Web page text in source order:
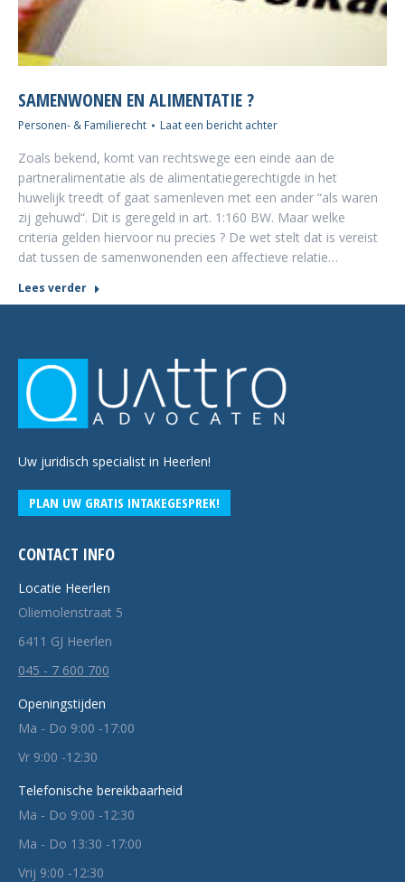
SAMENWONEN EN ALIMENTATIE ?
Personen- & Familierecht Laat een bericht achter
Zoals bekend, komt van rechtswege een einde aan de
partneralimentatie als de alimentatiegerechtigde in het
huwelijk treedt of gaat samenleven met een ander “als waren
zij gehuwd“. Dit is geregeld in art. 1:160 BW. Maar welke
criteria gelden hiervoor nu precies ? De wet stelt dat is vereist
dat tussen de samenwonenden een affectieve relatie…
Lees verder
Uw juridisch specialist in Heerlen!
PLAN UW GRATIS INTAKEGESPREK!
CONTACT INFO
Locatie Heerlen
Oliemolenstraat 5
6411 GJ Heerlen
045 - 7 600 700
Openingstijden
Ma - Do 9:00 -17:00
Vr 9:00 -12:30
Telefonische bereikbaarheid
Ma - Do 9:00 -12:30
Ma - Do 13:30 -17:00
Vrij 9:00 -12:30